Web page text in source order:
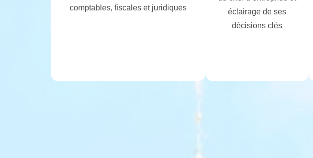
comptables, fiscales et juridiques
éclairage de ses
décisions clés